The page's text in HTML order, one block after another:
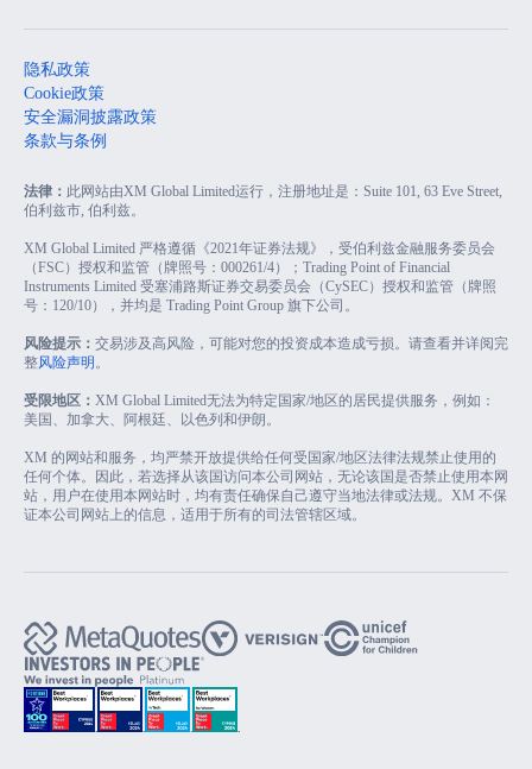
隐私政策
Cookie政策
安全漏洞披露政策
条款与条例
法律： 此网站由XM Global Limited运行，注册地址是：Suite 101, 63 Eve Street,
伯利兹市, 伯利兹。
XM Global Limited 严格遵循《2021年证券法规》，受伯利兹金融服务委员会
（FSC）授权和监管（牌照号：000261/4）；Trading Point of Financial
Instruments Limited 受塞浦路斯证券交易委员会（CySEC）授权和监管（牌照
号：120/10），并均是 Trading Point Group 旗下公司。
风险提示： 交易涉及高风险，可能对您的投资成本造成亏损。请查看并详阅完
整风险声明 。
受限地区： XM Global Limited无法为特定国家/地区的居民提供服务，例如：
美国、加拿大、阿根廷、以色列和伊朗。
XM 的网站和服务，均严禁开放提供给任何受国家/地区法律法规禁止使用的
任何个体。因此，若选择从该国访问本公司网站，无论该国是否禁止使用本网
站，用户在使用本网站时，均有责任确保自己遵守当地法律或法规。XM 不保
证本公司网站上的信息，适用于所有的司法管辖区域。